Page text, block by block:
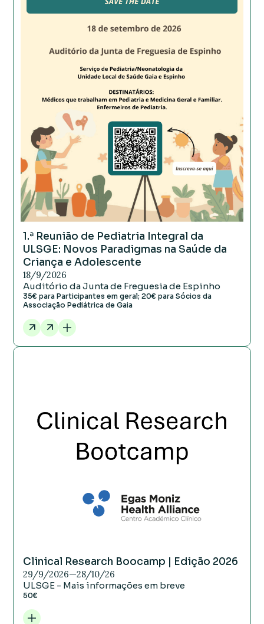
1.ª Reunião de Pediatria Integral da
ULSGE: Novos Paradigmas na Saúde da
Criança e Adolescente
18/9/2026
Auditório da Junta de Freguesia de Espinho
35€ para Participantes em geral; 20€ para Sócios da
Associação Pediátrica de Gaia
Clinical Research Boocamp | Edição 2026
29/9/2026—28/10/26
ULSGE - Mais informações em breve
50€